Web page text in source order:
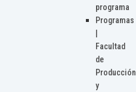
programa
Programas
Facultad
de
Producción
y